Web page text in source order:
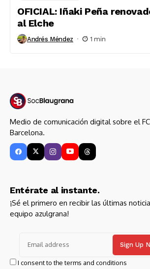
OFICIAL: Iñaki Peña
al Elche
Andrés Méndez 1 min
Medio de comunicación digital sobre el FC
Barcelona.
Entérate al instante.
¡Sé el primero en recibir las últimas
equipo azulgrana!
I consent to the terms and conditions